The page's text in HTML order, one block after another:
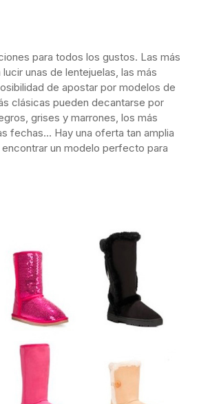
para todos los gustos. Las más
unas de lentejuelas, las más
de apostar por modelos de
clásicas pueden decantarse por
grises y marrones, los más
fechas… Hay una oferta tan amplia
un modelo perfecto para